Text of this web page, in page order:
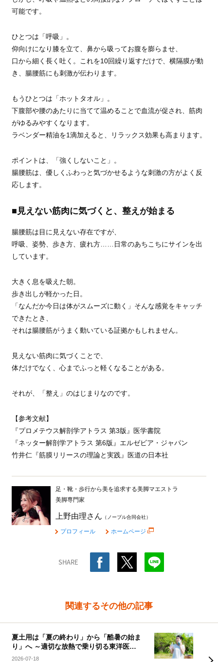
可能です。
ひとつは「呼吸」。
仰向けになり膝を立て、鼻から吸ってお腹を膨らませ、
口から細く長く吐く。これを10回繰り返すだけで、横隔膜が動
き、腸腰筋にも刺激が伝わります。
もうひとつは「ホットタオル」。
下腹部や腰のあたりに当てて温めることで血流が促され、筋肉
がゆるみやすくなります。
ラベンダー精油を1滴加えると、リラックス効果も高まります。
ポイントは、「強くしないこと」。
腸腰筋は、優しくふわっと気づかせるような刺激の方がよく反
応します。
■見えない筋肉に気づくと、整えが始まる
腸腰筋は目に見えない存在ですが、
呼吸、姿勢、歩き方、疲れ方……日常のあちこちにサインを出
しています。
大きく息を吸えた朝。
歩き出しが軽かった日。
「なんだか今日は体がスムーズに動く」そんな感覚をキャッチ
できたとき、
それは腸腰筋がうまく動いている証拠かもしれません。
見えない筋肉に気づくことで、
体だけでなく、心までふっと軽くなることがある。
それが、「整え」のはじまりなのです。
【参考文献】
『プロメテウス解剖学アトラス 第3版』医学書院
『ネッター解剖学アトラス 第6版』エルゼビア・ジャパン
竹井仁『筋膜リリースの理論と実践』医道の日本社
足・靴・歩行から美を追求する美脚マエストラ
美脚専門家
上野由理さん （ノーブル合同会社）
プロフィール ホームページ
SHARE
関連するその他の記事
夏土用は「夏の終わり」から「酷暑の始ま
り」へ ～適切な放熱で乗り切る東洋医学
の知恵～
2026-07-18